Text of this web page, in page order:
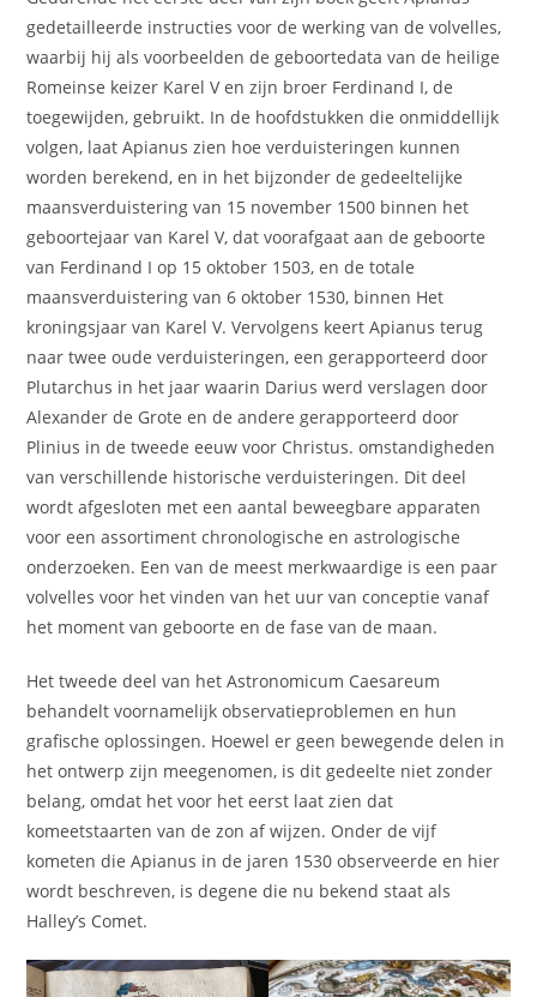
gedetailleerde instructies voor de werking van de volvelles,
waarbij hij als voorbeelden de geboortedata van de heilige
Romeinse keizer Karel V en zijn broer Ferdinand I, de
toegewijden, gebruikt. In de hoofdstukken die onmiddellijk
volgen, laat Apianus zien hoe verduisteringen kunnen
worden berekend, en in het bijzonder de gedeeltelijke
maansverduistering van 15 november 1500 binnen het
geboortejaar van Karel V, dat voorafgaat aan de geboorte
van Ferdinand I op 15 oktober 1503, en de totale
maansverduistering van 6 oktober 1530, binnen Het
kroningsjaar van Karel V. Vervolgens keert Apianus terug
naar twee oude verduisteringen, een gerapporteerd door
Plutarchus in het jaar waarin Darius werd verslagen door
Alexander de Grote en de andere gerapporteerd door
Plinius in de tweede eeuw voor Christus. omstandigheden
van verschillende historische verduisteringen. Dit deel
wordt afgesloten met een aantal beweegbare apparaten
voor een assortiment chronologische en astrologische
onderzoeken. Een van de meest merkwaardige is een paar
volvelles voor het vinden van het uur van conceptie vanaf
het moment van geboorte en de fase van de maan.
Het tweede deel van het Astronomicum Caesareum
behandelt voornamelijk observatieproblemen en hun
grafische oplossingen. Hoewel er geen bewegende delen in
het ontwerp zijn meegenomen, is dit gedeelte niet zonder
belang, omdat het voor het eerst laat zien dat
komeetstaarten van de zon af wijzen. Onder de vijf
kometen die Apianus in de jaren 1530 observeerde en hier
wordt beschreven, is degene die nu bekend staat als
Halley’s Comet.